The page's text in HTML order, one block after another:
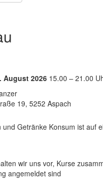
August 2026 15.00 – 21.00
19, 5252 Aspach
und Getränke Konsum ist auf
wir uns vor, Kurse
angemeldet sind